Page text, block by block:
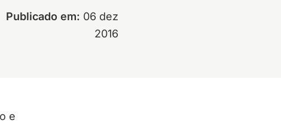
Publicado em: 06 dez
2016
e